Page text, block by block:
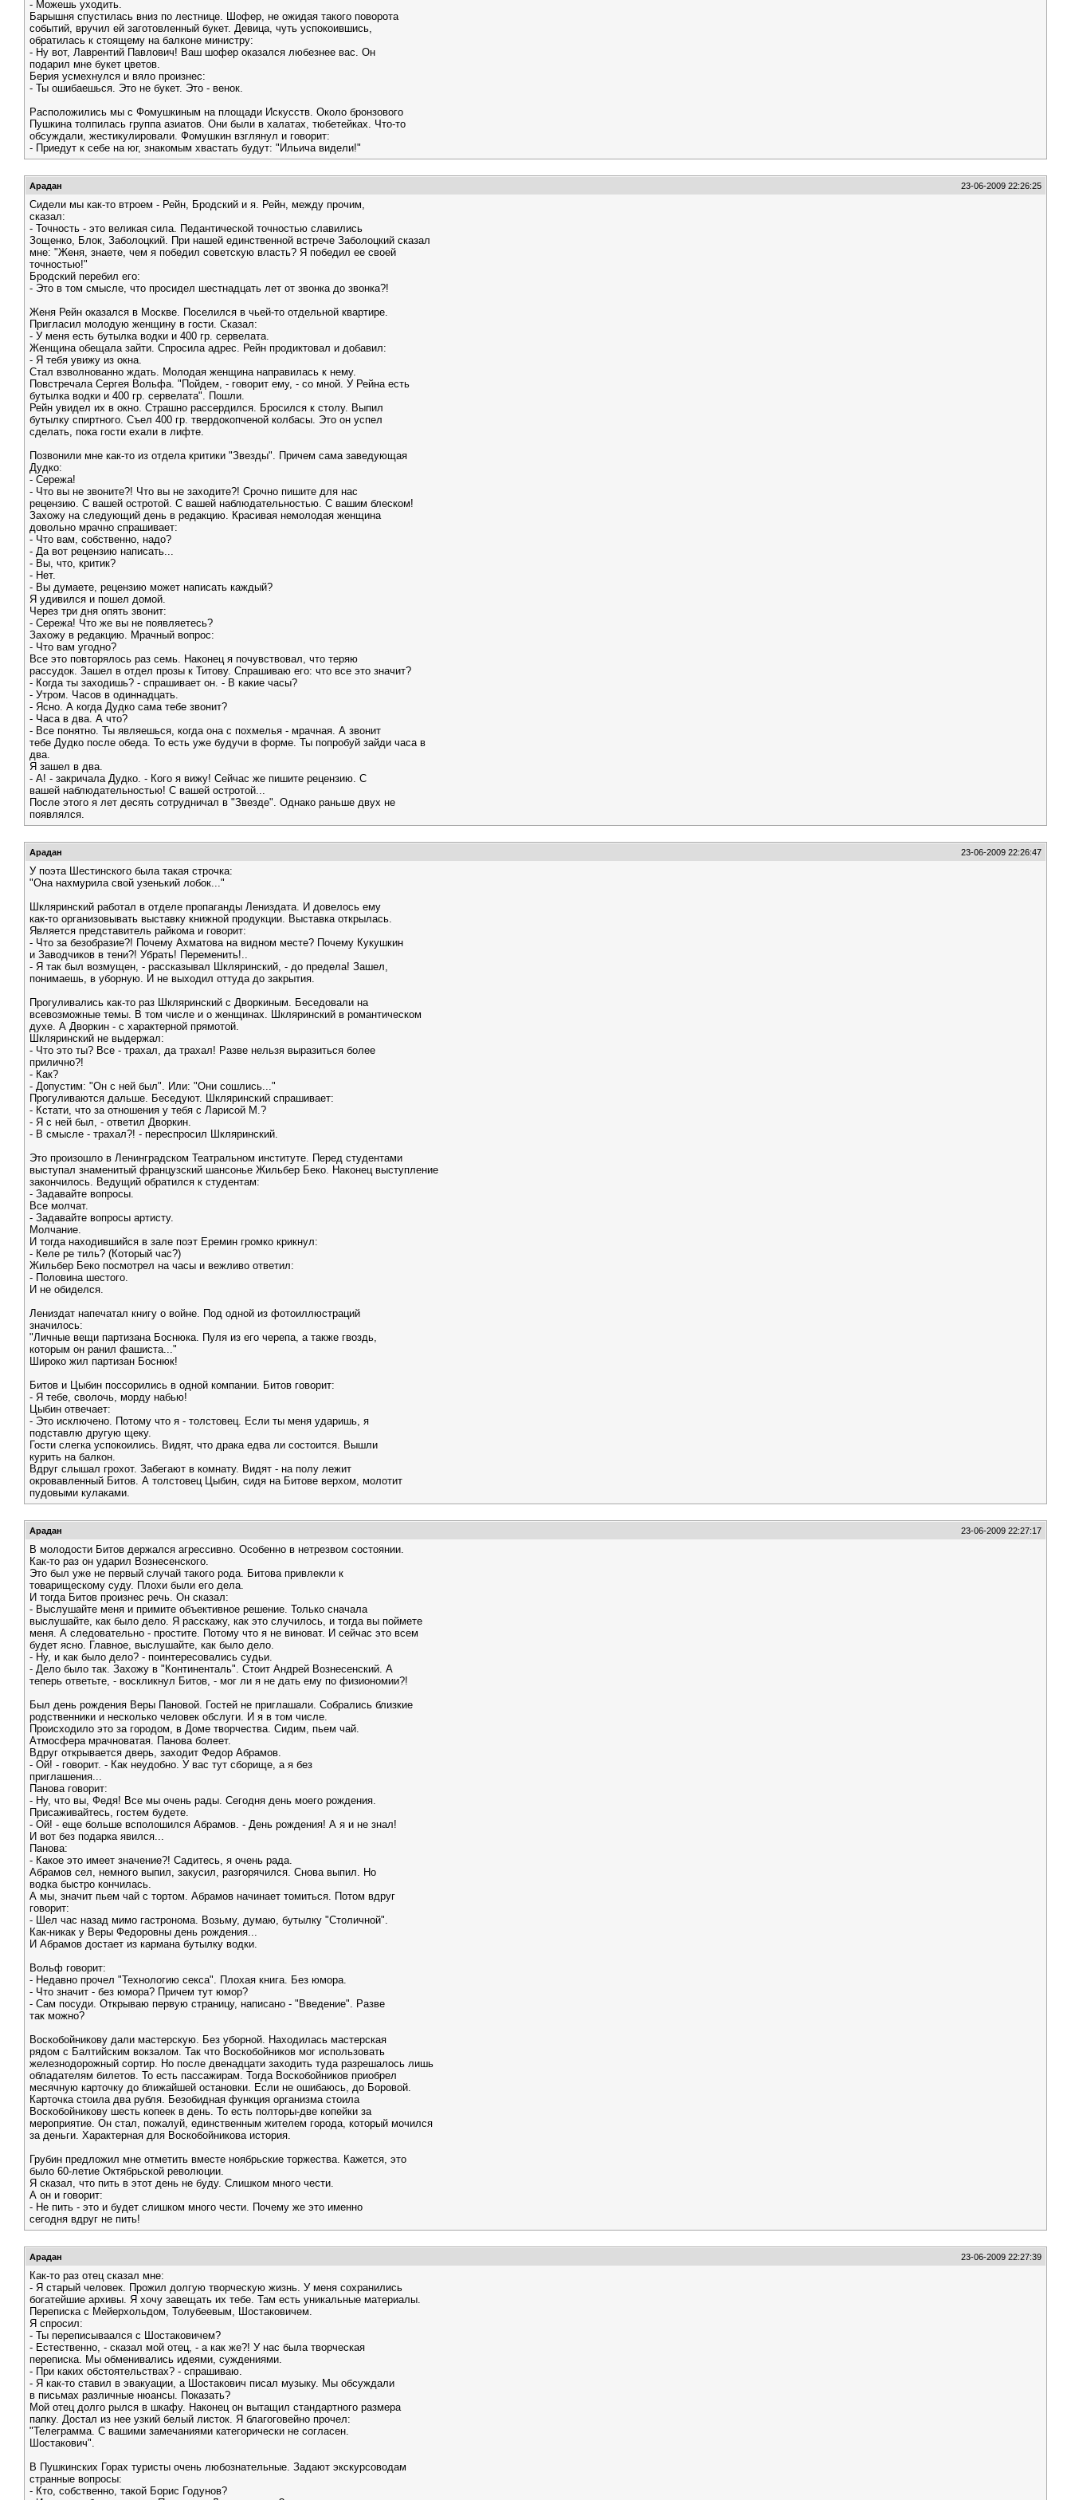
- Можешь уходить.
Барышня спустилась вниз по лестнице. Шофер, не ожидая такого поворота
событий, вручил ей заготовленный букет. Девица, чуть успокоившись,
обратилась к стоящему на балконе министру:
- Ну вот, Лаврентий Павлович! Ваш шофер оказался любезнее вас. Он
подарил мне букет цветов.
Берия усмехнулся и вяло произнес:
- Ты ошибаешься. Это не букет. Это - венок.
Расположились мы с Фомушкиным на площади Искусств. Около бронзового
Пушкина толпилась группа азиатов. Они были в халатах, тюбетейках. Что-то
обсуждали, жестикулировали. Фомушкин взглянул и говорит:
- Приедут к себе на юг, знакомым хвастать будут: "Ильича видели!"
Арадан 23-06-2009 22:26:25
Сидели мы как-то втроем - Рейн, Бродский и я. Рейн, между прочим,
сказал:
- Точность - это великая сила. Педантической точностью славились
Зощенко, Блок, Заболоцкий. При нашей единственной встрече Заболоцкий сказал
мне: "Женя, знаете, чем я победил советскую власть? Я победил ее своей
точностью!"
Бродский перебил его:
- Это в том смысле, что просидел шестнадцать лет от звонка до звонка?!
Женя Рейн оказался в Москве. Поселился в чьей-то отдельной квартире.
Пригласил молодую женщину в гости. Сказал:
- У меня есть бутылка водки и 400 гр. сервелата.
Женщина обещала зайти. Спросила адрес. Рейн продиктовал и добавил:
- Я тебя увижу из окна.
Стал взволнованно ждать. Молодая женщина направилась к нему.
Повстречала Сергея Вольфа. "Пойдем, - говорит ему, - со мной. У Рейна есть
бутылка водки и 400 гр. сервелата". Пошли.
Рейн увидел их в окно. Страшно рассердился. Бросился к столу. Выпил
бутылку спиртного. Съел 400 гр. твердокопченой колбасы. Это он успел
сделать, пока гости ехали в лифте.
Позвонили мне как-то из отдела критики "Звезды". Причем сама заведующая
Дудко:
- Сережа!
- Что вы не звоните?! Что вы не заходите?! Срочно пишите для нас
рецензию. С вашей остротой. С вашей наблюдательностью. С вашим блеском!
Захожу на следующий день в редакцию. Красивая немолодая женщина
довольно мрачно спрашивает:
- Что вам, собственно, надо?
- Да вот рецензию написать...
- Вы, что, критик?
- Нет.
- Вы думаете, рецензию может написать каждый?
Я удивился и пошел домой.
Через три дня опять звонит:
- Сережа! Что же вы не появляетесь?
Захожу в редакцию. Мрачный вопрос:
- Что вам угодно?
Все это повторялось раз семь. Наконец я почувствовал, что теряю
рассудок. Зашел в отдел прозы к Титову. Спрашиваю его: что все это значит?
- Когда ты заходишь? - спрашивает он. - В какие часы?
- Утром. Часов в одиннадцать.
- Ясно. А когда Дудко сама тебе звонит?
- Часа в два. А что?
- Все понятно. Ты являешься, когда она с похмелья - мрачная. А звонит
тебе Дудко после обеда. То есть уже будучи в форме. Ты попробуй зайди часа в
два.
Я зашел в два.
- А! - закричала Дудко. - Кого я вижу! Сейчас же пишите рецензию. С
вашей наблюдательностью! С вашей остротой...
После этого я лет десять сотрудничал в "Звезде". Однако раньше двух не
появлялся.
Арадан 23-06-2009 22:26:47
У поэта Шестинского была такая строчка:
"Она нахмурила свой узенький лобок..."
Шкляринский работал в отделе пропаганды Лениздата. И довелось ему
как-то организовывать выставку книжной продукции. Выставка открылась.
Является представитель райкома и говорит:
- Что за безобразие?! Почему Ахматова на видном месте? Почему Кукушкин
и Заводчиков в тени?! Убрать! Переменить!..
- Я так был возмущен, - рассказывал Шкляринский, - до предела! Зашел,
понимаешь, в уборную. И не выходил оттуда до закрытия.
Прогуливались как-то раз Шкляринский с Дворкиным. Беседовали на
всевозможные темы. В том числе и о женщинах. Шкляринский в романтическом
духе. А Дворкин - с характерной прямотой.
Шкляринский не выдержал:
- Что это ты? Все - трахал, да трахал! Разве нельзя выразиться более
прилично?!
- Как?
- Допустим: "Он с ней был". Или: "Они сошлись..."
Прогуливаются дальше. Беседуют. Шкляринский спрашивает:
- Кстати, что за отношения у тебя с Ларисой М.?
- Я с ней был, - ответил Дворкин.
- В смысле - трахал?! - переспросил Шкляринский.
Это произошло в Ленинградском Театральном институте. Перед студентами
выступал знаменитый французский шансонье Жильбер Беко. Наконец выступление
закончилось. Ведущий обратился к студентам:
- Задавайте вопросы.
Все молчат.
- Задавайте вопросы артисту.
Молчание.
И тогда находившийся в зале поэт Еремин громко крикнул:
- Келе ре тиль? (Который час?)
Жильбер Беко посмотрел на часы и вежливо ответил:
- Половина шестого.
И не обиделся.
Лениздат напечатал книгу о войне. Под одной из фотоиллюстраций
значилось:
"Личные вещи партизана Боснюка. Пуля из его черепа, а также гвоздь,
которым он ранил фашиста..."
Широко жил партизан Боснюк!
Битов и Цыбин поссорились в одной компании. Битов говорит:
- Я тебе, сволочь, морду набью!
Цыбин отвечает:
- Это исключено. Потому что я - толстовец. Если ты меня ударишь, я
подставлю другую щеку.
Гости слегка успокоились. Видят, что драка едва ли состоится. Вышли
курить на балкон.
Вдруг слышал грохот. Забегают в комнату. Видят - на полу лежит
окровавленный Битов. А толстовец Цыбин, сидя на Битове верхом, молотит
пудовыми кулаками.
Арадан 23-06-2009 22:27:17
В молодости Битов держался агрессивно. Особенно в нетрезвом состоянии.
Как-то раз он ударил Вознесенского.
Это был уже не первый случай такого рода. Битова привлекли к
товарищескому суду. Плохи были его дела.
И тогда Битов произнес речь. Он сказал:
- Выслушайте меня и примите объективное решение. Только сначала
выслушайте, как было дело. Я расскажу, как это случилось, и тогда вы поймете
меня. А следовательно - простите. Потому что я не виноват. И сейчас это всем
будет ясно. Главное, выслушайте, как было дело.
- Ну, и как было дело? - поинтересовались судьи.
- Дело было так. Захожу в "Континенталь". Стоит Андрей Вознесенский. А
теперь ответьте, - воскликнул Битов, - мог ли я не дать ему по физиономии?!
Был день рождения Веры Пановой. Гостей не приглашали. Собрались близкие
родственники и несколько человек обслуги. И я в том числе.
Происходило это за городом, в Доме творчества. Сидим, пьем чай.
Атмосфера мрачноватая. Панова болеет.
Вдруг открывается дверь, заходит Федор Абрамов.
- Ой! - говорит. - Как неудобно. У вас тут сборище, а я без
приглашения...
Панова говорит:
- Ну, что вы, Федя! Все мы очень рады. Сегодня день моего рождения.
Присаживайтесь, гостем будете.
- Ой! - еще больше всполошился Абрамов. - День рождения! А я и не знал!
И вот без подарка явился...
Панова:
- Какое это имеет значение?! Садитесь, я очень рада.
Абрамов сел, немного выпил, закусил, разгорячился. Снова выпил. Но
водка быстро кончилась.
А мы, значит пьем чай с тортом. Абрамов начинает томиться. Потом вдруг
говорит:
- Шел час назад мимо гастронома. Возьму, думаю, бутылку "Столичной".
Как-никак у Веры Федоровны день рождения...
И Абрамов достает из кармана бутылку водки.
Вольф говорит:
- Недавно прочел "Технологию секса". Плохая книга. Без юмора.
- Что значит - без юмора? Причем тут юмор?
- Сам посуди. Открываю первую страницу, написано - "Введение". Разве
так можно?
Воскобойникову дали мастерскую. Без уборной. Находилась мастерская
рядом с Балтийским вокзалом. Так что Воскобойников мог использовать
железнодорожный сортир. Но после двенадцати заходить туда разрешалось лишь
обладателям билетов. То есть пассажирам. Тогда Воскобойников приобрел
месячную карточку до ближайшей остановки. Если не ошибаюсь, до Боровой.
Карточка стоила два рубля. Безобидная функция организма стоила
Воскобойникову шесть копеек в день. То есть полторы-две копейки за
мероприятие. Он стал, пожалуй, единственным жителем города, который мочился
за деньги. Характерная для Воскобойникова история.
Грубин предложил мне отметить вместе ноябрьские торжества. Кажется, это
было 60-летие Октябрьской революции.
Я сказал, что пить в этот день не буду. Слишком много чести.
А он и говорит:
- Не пить - это и будет слишком много чести. Почему же это именно
сегодня вдруг не пить!
Арадан 23-06-2009 22:27:39
Как-то раз отец сказал мне:
- Я старый человек. Прожил долгую творческую жизнь. У меня сохранились
богатейшие архивы. Я хочу завещать их тебе. Там есть уникальные материалы.
Переписка с Мейерхольдом, Толубеевым, Шостаковичем.
Я спросил:
- Ты переписываался с Шостаковичем?
- Естественно, - сказал мой отец, - а как же?! У нас была творческая
переписка. Мы обменивались идеями, суждениями.
- При каких обстоятельствах? - спрашиваю.
- Я как-то ставил в эвакуации, а Шостакович писал музыку. Мы обсуждали
в письмах различные нюансы. Показать?
Мой отец долго рылся в шкафу. Наконец он вытащил стандартного размера
папку. Достал из нее узкий белый листок. Я благоговейно прочел:
"Телеграмма. С вашими замечаниями категорически не согласен.
Шостакович".
В Пушкинских Горах туристы очень любознательные. Задают экскурсоводам
странные вопросы:
- Кто, собственно, такой Борис Годунов?